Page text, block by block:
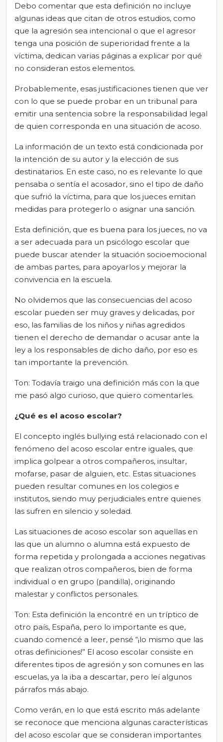
Debo comentar que esta definición no incluye
algunas ideas que citan de otros estudios, como
que la agresión sea intencional o que el agresor
tenga una posición de superioridad frente a la
víctima, dedican varias páginas a explicar por qué
no consideran estos elementos.
Probablemente, esas justificaciones tienen que ver
con lo que se puede probar en un tribunal para
emitir una sentencia sobre la responsabilidad legal
de quien corresponda en una situación de acoso.
La información de un texto está condicionada por
la intención de su autor y la elección de sus
destinatarios. En este caso, no es relevante lo que
pensaba o sentía el acosador, sino el tipo de daño
que sufrió la víctima, para que los jueces emitan
medidas para protegerlo o asignar una sanción.
Esta definición, que es buena para los jueces, no va
a ser adecuada para un psicólogo escolar que
puede buscar atender la situación socioemocional
de ambas partes, para apoyarlos y mejorar la
convivencia en la escuela.
No olvidemos que las consecuencias del acoso
escolar pueden ser muy graves y delicadas, por
eso, las familias de los niños y niñas agredidos
tienen el derecho de demandar o acusar ante la
ley a los responsables de dicho daño, por eso es
tan importante la prevención.
Ton: Todavía traigo una definición más con la que
me pasó algo curioso, que quiero comentarles.
¿Qué es el acoso escolar?
El concepto inglés bullying está relacionado con el
fenómeno del acoso escolar entre iguales, que
implica golpear a otros compañeros, insultar,
mofarse, pasar de alguien, etc. Estas situaciones
pueden resultar comunes en los colegios e
institutos, siendo muy perjudiciales entre quienes
las sufren en silencio y soledad.
Las situaciones de acoso escolar son aquellas en
las que un alumno o alumna está expuesto de
forma repetida y prolongada a acciones negativas
que realizan otros compañeros, bien de forma
individual o en grupo (pandilla), originando
malestar y conflictos personales.
Ton: Esta definición la encontré en un tríptico de
otro país, España, pero lo importante es que,
cuando comencé a leer, pensé “¡lo mismo que las
otras definiciones!” El acoso escolar consiste en
diferentes tipos de agresión y son comunes en las
escuelas, ya la iba a descartar, pero leí algunos
párrafos más abajo.
Como verán, en lo que está escrito más adelante
se reconoce que menciona algunas características
del acoso escolar que se consideran importantes